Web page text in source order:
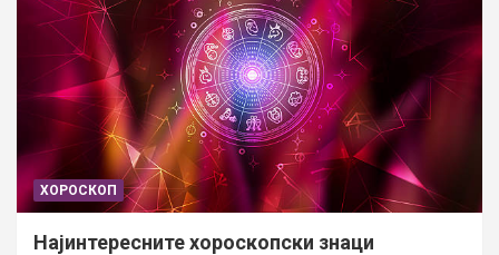
ХОРОСКОП
Најинтересните хороскопски знаци